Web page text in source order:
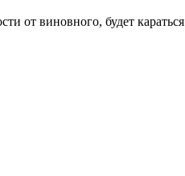
от виновного, будет